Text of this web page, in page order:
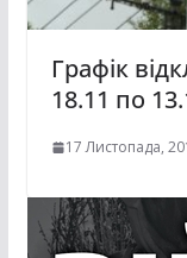
Графік
18.11 по
17 Листопада,